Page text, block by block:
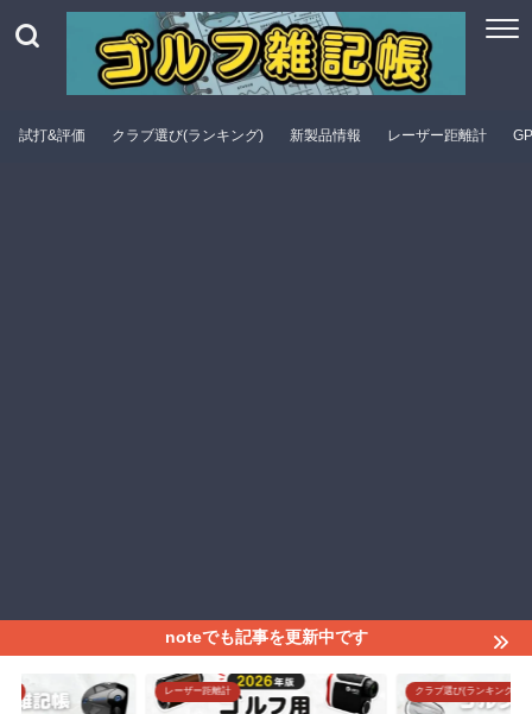
試打&評価 クラブ選び(ランキング) 新製品情報 レーザー距離計
noteでも記事を更新中です
レーザー距離計 クラブ選び(ランキング)